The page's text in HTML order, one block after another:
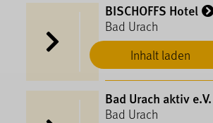
Inhalt laden
BISCHOFFS Hotel
Bad Urach
Bad Urach aktiv e.V.
Bad Urach